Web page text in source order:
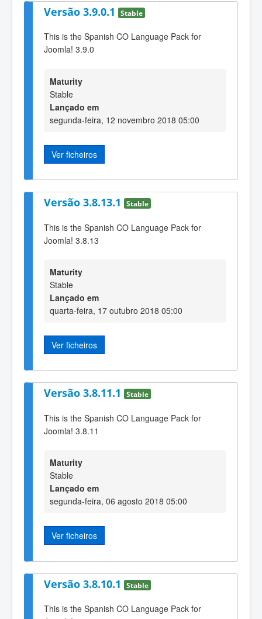
Versão 3.9.0.1 Stable
This is the Spanish CO Language Pack for
Joomla! 3.9.0
Maturity
Stable
Lançado em
segunda-feira, 12 novembro 2018 05:00
Ver ficheiros
Versão 3.8.13.1 Stable
This is the Spanish CO Language Pack for
Joomla! 3.8.13
Maturity
Stable
Lançado em
quarta-feira, 17 outubro 2018 05:00
Ver ficheiros
Versão 3.8.11.1 Stable
This is the Spanish CO Language Pack for
Joomla! 3.8.11
Maturity
Stable
Lançado em
segunda-feira, 06 agosto 2018 05:00
Ver ficheiros
Versão 3.8.10.1 Stable
This is the Spanish CO Language Pack for